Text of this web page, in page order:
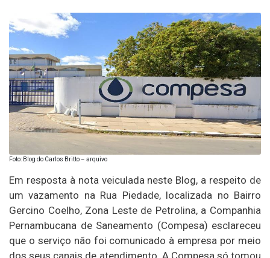
Foto: Blog do Carlos Britto – arquivo
Em resposta à nota veiculada neste Blog, a respeito de
um vazamento na Rua Piedade, localizada no Bairro
Gercino Coelho, Zona Leste de Petrolina, a Companhia
Pernambucana de Saneamento (Compesa) esclareceu
que o serviço não foi comunicado à empresa por meio